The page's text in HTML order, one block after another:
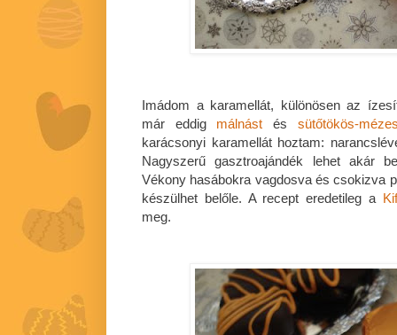
Imádom a karamellát, különösen az
már eddig málnást és sütőtökös-
karácsonyi karamellát hoztam:
Nagyszerű gasztroajándék lehet akár
Vékony hasábokra vagdosva és csokizva
készülhet belőle. A recept eredetileg a
meg.